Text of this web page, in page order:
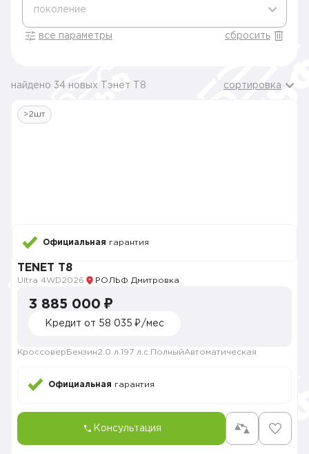
поколение
все параметры сбросить
найдено 34 новых Тэнет T8 сортировка
>2шт
Официальная гарантия
TENET T8
Ultra 4WD2026 РОЛЬФ Дмитровка
3 885 000 ₽
Кредит от 58 035 ₽/мес
Кроссовер Бензин2.0 л. 197 л.с. ПолныйАвтоматическая
Официальная гарантия
Консультация